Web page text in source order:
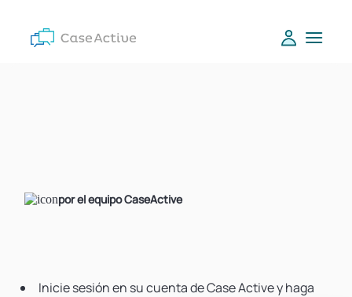
por el equipo CaseActive
Inicie sesión en su cuenta de Case Active y haga